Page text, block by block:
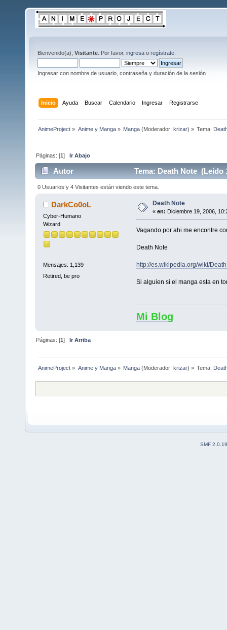
Bienvenido(a), Visitante . Por favor, ingresa o regístrate
Ingresar con nombre de usuario, contraseña y duración de la sesión
Inicio Ayuda Buscar Calendario Ingresar Registrarse
AnimeProject » Anime y Manga» Manga(Moderador: krizar) » Tema:
Páginas: [1]Ir Abajo
Autor Tema: Death Note (Leído
0 Usuarios y 4 Visitantes están viendo este tema.
DarkCo0oL
Cyber-Humano
Wizard
Mensajes: 1,139
Retired, be pro
Death Note
« en: Diciembre 19, 2006,
Vagando por ahi me encontre
Death Note
http://es.wikipedia.org/wiki/
Si alguien si el manga esta en
Mi Blog
Páginas: [1] Ir Arriba
AnimeProject » Anime y Manga» Manga(Moderador: krizar) » Tema:
SMF 2.0.19